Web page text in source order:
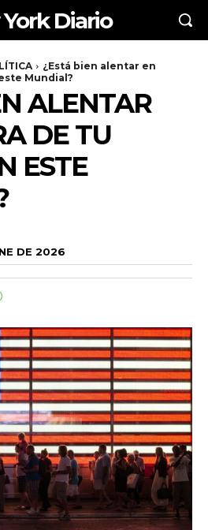
Diario
¿Está bien alentar en
Mundial?
ALENTAR
DE TU
ESTE
DE 2026